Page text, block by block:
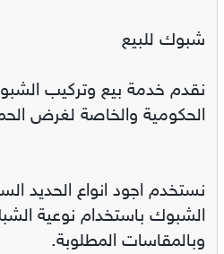
شبوك للبيع
نقدم خدمة بيع وتركيب
الحكومية والخاصة لغرض
نستخدم اجود انواع الحديد
الشبوك باستخدام نوعية
وبالمقاسات المطلوبة.